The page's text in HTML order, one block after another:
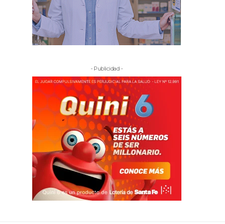
- Publicidad -